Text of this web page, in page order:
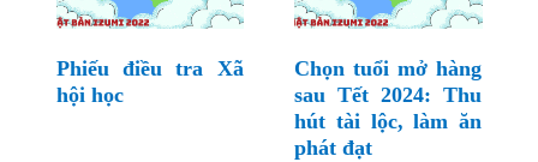
Phiếu điều tra Xã
hội học
Chọn tuổi mở hàng
sau Tết 2024: Thu
hút tài lộc, làm ăn
phát đạt